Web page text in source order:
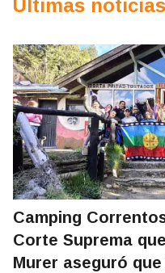
Últimas noticias
Camping
Corte Suprema
Murer aseguró